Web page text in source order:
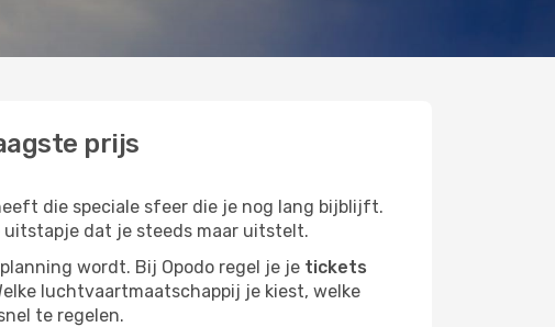
prijs
die speciale sfeer die je nog lang bijblijft.
uitstapje dat je steeds maar uitstelt.
wordt. Bij Opodo regel je je tickets
luchtvaartmaatschappij je kiest, welke
te regelen.